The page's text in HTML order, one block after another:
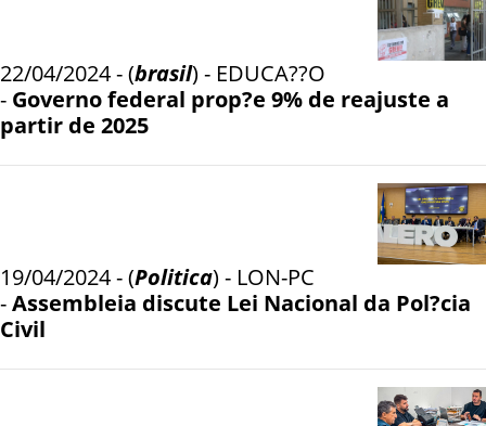
22/04/2024 - (brasil) - EDUCA??O
- Governo federal prop?e 9% de reajuste a
partir de 2025
19/04/2024 - (Politica) - LON-PC
-Assembleia discute Lei Nacional da Pol?cia
Civil